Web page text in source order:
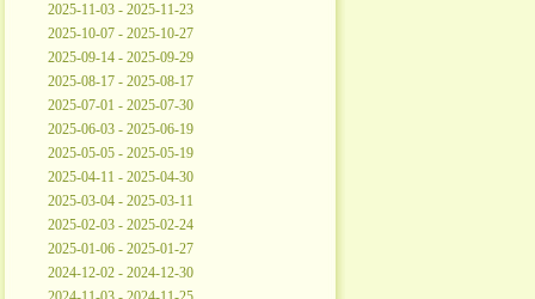
2025-11-03 - 2025-11-23
2025-10-07 - 2025-10-27
2025-09-14 - 2025-09-29
2025-08-17 - 2025-08-17
2025-07-01 - 2025-07-30
2025-06-03 - 2025-06-19
2025-05-05 - 2025-05-19
2025-04-11 - 2025-04-30
2025-03-04 - 2025-03-11
2025-02-03 - 2025-02-24
2025-01-06 - 2025-01-27
2024-12-02 - 2024-12-30